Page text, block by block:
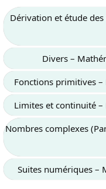
Dérivation et étude
Divers –
Fonctions primitives –
Limites et continuité –
Nombres complexes
Suites numériques –